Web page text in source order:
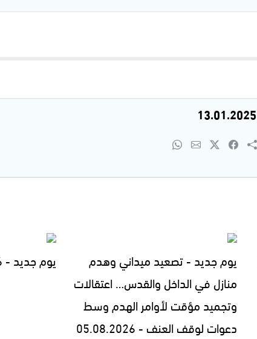
يوم جديد - تصعيد ميداني وهدم
منازل في الداخل والقدس… اعتقالات
وتجميد مؤقت لأوامر الهدم وسط
دعوات لوقف العنف - 05.08.2026
يوم جديد - 04.08.2026